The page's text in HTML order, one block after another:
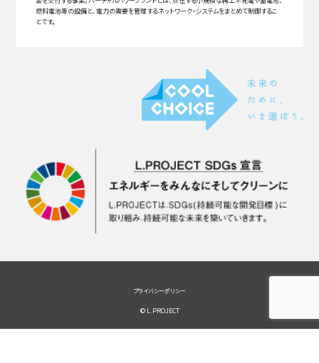
燃料電池等の設備と、電力の需要を管理するネットワーク・システムをまとめて制御するこ
とです。
プライバシーポリシー
© L.PROJECT